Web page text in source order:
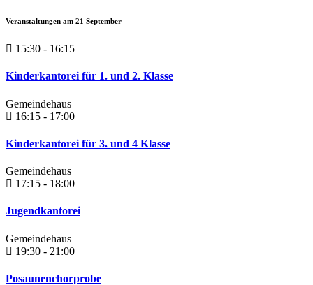
Veranstaltungen am 21 September
15:30 - 16:15
Kinderkantorei für 1. und 2. Klasse
Gemeindehaus
16:15 - 17:00
Kinderkantorei für 3. und 4 Klasse
Gemeindehaus
17:15 - 18:00
Jugendkantorei
Gemeindehaus
19:30 - 21:00
Posaunenchorprobe